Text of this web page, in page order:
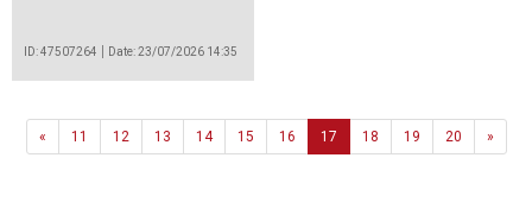
ID: 47507264 Date: 23/07/2026 14:35
«Previous
11 12 13 14 15 16 17 18 19 20 »Next